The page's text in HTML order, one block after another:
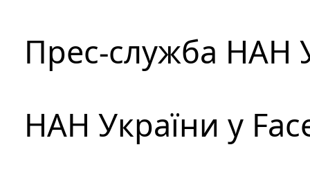
Прес-служба НАН
НАН України у